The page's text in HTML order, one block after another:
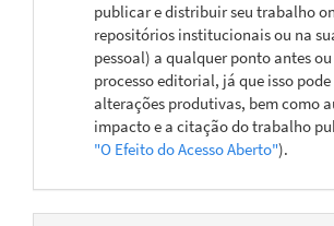
publicar e distribuir seu trabalho
repositórios institucionais ou na
pessoal) a qualquer ponto antes
processo editorial, já que isso
alterações produtivas, bem como
impacto e a citação do trabalho
"O Efeito do Acesso Aberto").